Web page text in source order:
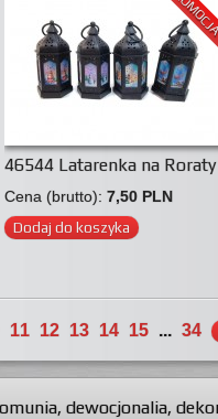
46544 Latarenka na Roraty
Cena (brutto):7,50 PLN
Dodaj do koszyka
11 12 13 14 15 ... 34
, dewocjonalia,